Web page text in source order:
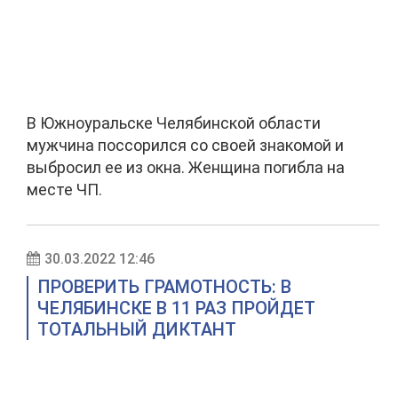
В Южноуральске Челябинской области
мужчина поссорился со своей знакомой и
выбросил ее из окна. Женщина погибла на
месте ЧП.
30.03.2022 12:46
ПРОВЕРИТЬ ГРАМОТНОСТЬ: В
ЧЕЛЯБИНСКЕ В 11 РАЗ ПРОЙДЕТ
ТОТАЛЬНЫЙ ДИКТАНТ